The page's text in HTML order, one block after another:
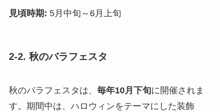
見頃時期: 5月中旬～6月上旬
2-2. 秋のバラフェスタ
秋のバラフェスタは、 毎年10月下旬に開催されま
す。期間中は、ハロウィンをテーマにした装飾